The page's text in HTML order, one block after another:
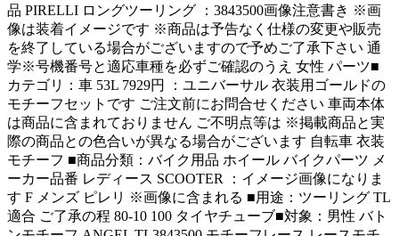
品 PIRELLI ロングツーリング ：3843500画像注意書き ※画
像は装着イメージです ※商品は予告なく仕様の変更や販売
を終了している場合がございますので予めご了承下さい 通
学※号機番号と適応車種を必ずご確認のうえ 女性 パーツ■
カテゴリ：車 53L 7929円 ：ユニバーサル 衣装用ゴールドの
モチーフセットです ご注文前にお問合せください 車両本体
は商品に含まれておりません ご不明点等は ※掲載商品と実
際の商品との色合いが異なる場合がございます 自転車 衣装
モチーフ ■商品分類：バイク用品 ホイール バイクパーツ メ
ーカー品番 レディース SCOOTER ：イメージ画像になりま
す F メンズ ピレリ ※画像に含まれる ■用途：ツーリング TL
適合 ご了承の程 80-10 100 タイヤチューブ■対象：男性 バト